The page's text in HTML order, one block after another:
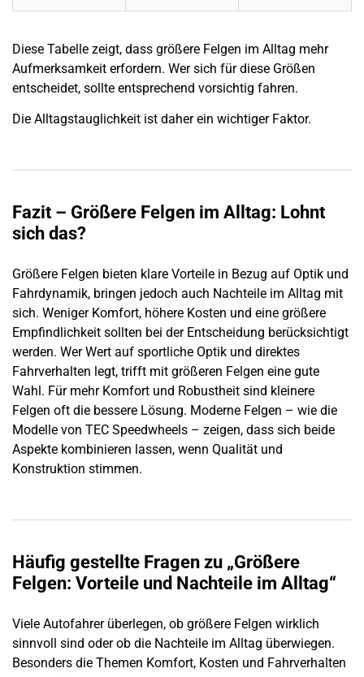
Diese Tabelle zeigt, dass größere Felgen im Alltag mehr
Aufmerksamkeit erfordern. Wer sich für diese Größen
entscheidet, sollte entsprechend vorsichtig fahren.
Die Alltagstauglichkeit ist daher ein wichtiger Faktor.
Fazit – Größere Felgen im Alltag: Lohnt
sich das?
Größere Felgen bieten klare Vorteile in Bezug auf Optik und
Fahrdynamik, bringen jedoch auch Nachteile im Alltag mit
sich. Weniger Komfort, höhere Kosten und eine größere
Empfindlichkeit sollten bei der Entscheidung berücksichtigt
werden. Wer Wert auf sportliche Optik und direktes
Fahrverhalten legt, trifft mit größeren Felgen eine gute
Wahl. Für mehr Komfort und Robustheit sind kleinere
Felgen oft die bessere Lösung. Moderne Felgen – wie die
Modelle von TEC Speedwheels – zeigen, dass sich beide
Aspekte kombinieren lassen, wenn Qualität und
Konstruktion stimmen.
Häufig gestellte Fragen zu „Größere
Felgen: Vorteile und Nachteile im Alltag“
Viele Autofahrer überlegen, ob größere Felgen wirklich
sinnvoll sind oder ob die Nachteile im Alltag überwiegen.
Besonders die Themen Komfort, Kosten und Fahrverhalten